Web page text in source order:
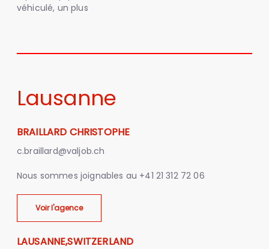
véhiculé, un plus
Lausanne
BRAILLARD CHRISTOPHE
c.braillard@valjob.ch
Nous sommes joignables au +41 21 312 72 06
Voir l'agence
LAUSANNE,SWITZERLAND